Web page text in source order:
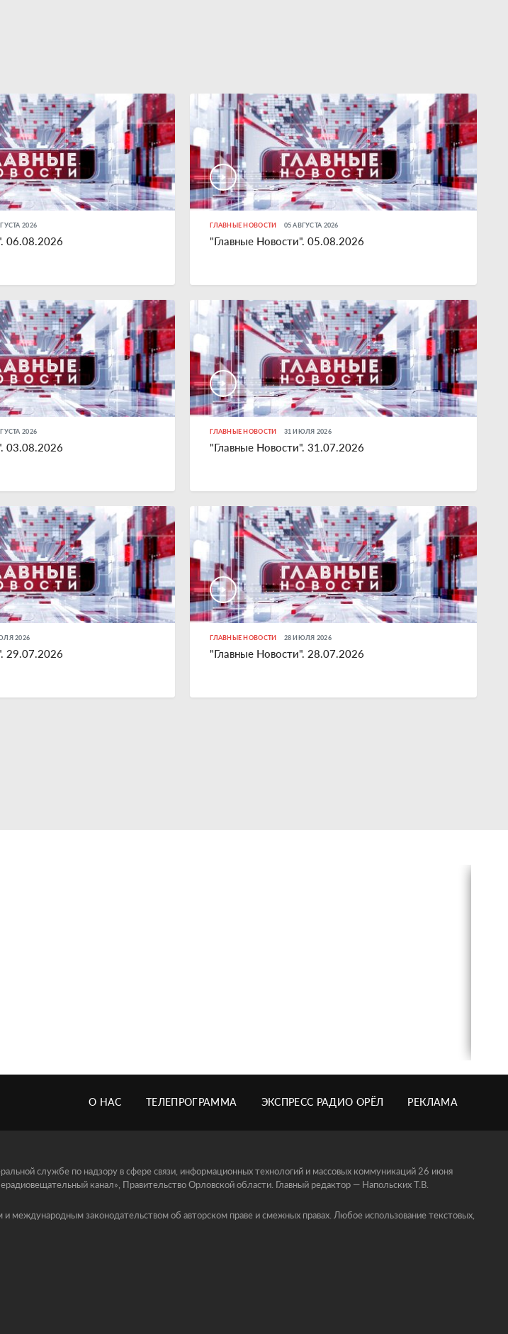
2026
06.08.2026
ГЛАВНЫЕ НОВОСТИ 05 АВГУСТА 2026
"Главные Новости". 05.08.2026
2026
03.08.2026
ГЛАВНЫЕ НОВОСТИ 31 ИЮЛЯ 2026
"Главные Новости". 31.07.2026
2026
29.07.2026
ГЛАВНЫЕ НОВОСТИ 28 ИЮЛЯ 2026
"Главные Новости". 28.07.2026
О НАС ТЕЛЕПРОГРАММА ЭКСПРЕСС РАДИО ОРЁЛ РЕКЛАМА
службе по надзору в сфере связи, информационных технологий и массовых коммуникаций 26 июня
канал», Правительство Орловской области. Главный редактор — Напольских Т.В.
международным законодательством об авторском праве и смежных правах. Любое использование текстовых,